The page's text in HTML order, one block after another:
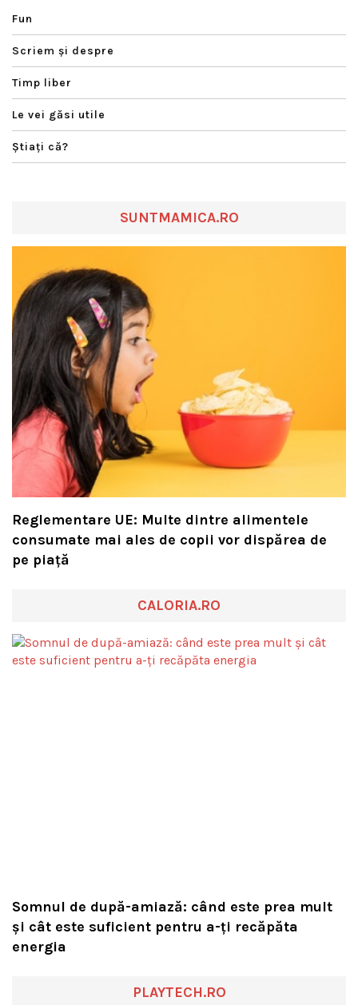
Fun
Scriem şi despre
Timp liber
Le vei găsi utile
Ştiaţi că?
SUNTMAMICA.RO
Reglementare UE: Multe dintre alimentele
consumate mai ales de copii vor dispărea de
pe piață
CALORIA.RO
Somnul de după-amiază: când este prea mult
și cât este suficient pentru a-ți recăpăta
energia
PLAYTECH.RO